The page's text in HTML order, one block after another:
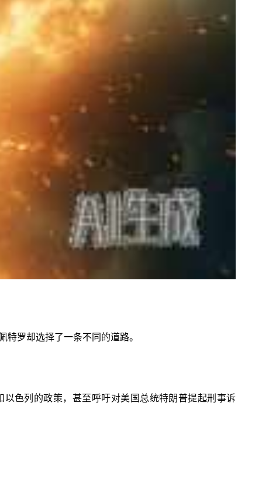
罗却选择了一条不同的道路。
色列的政策，甚至呼吁对美国总统特朗普提起刑事诉